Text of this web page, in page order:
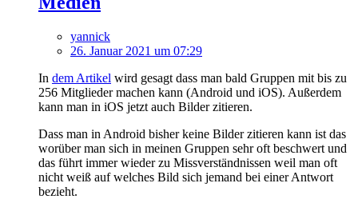
yannick
26. Januar 2021 um 07:29
In dem Artikel wird gesagt dass man bald Gruppen mit bis zu
256 Mitglieder machen kann (Android und iOS). Außerdem
kann man in iOS jetzt auch Bilder zitieren.
Dass man in Android bisher keine Bilder zitieren kann ist das
worüber man sich in meinen Gruppen sehr oft beschwert und
das führt immer wieder zu Missverständnissen weil man oft
nicht weiß auf welches Bild sich jemand bei einer Antwort
bezieht.